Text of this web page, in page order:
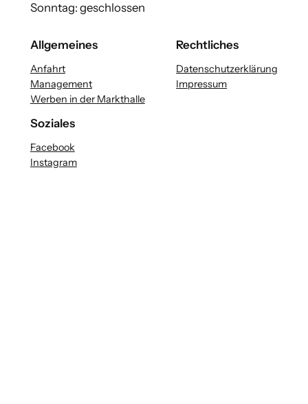
Sonntag: geschlossen
Allgemeines
Anfahrt
Management
Werben in der Markthalle
Rechtliches
Datenschutzerklärung
Impressum
Soziales
Facebook
Instagram